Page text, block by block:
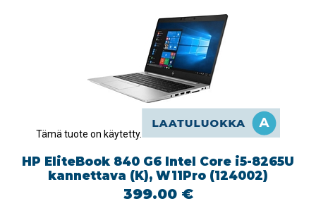
Tämä tuote on käytetty.
HP EliteBook 840 G6 Intel Core i5-8265U
kannettava (K), W11Pro (124002)
399.00 €